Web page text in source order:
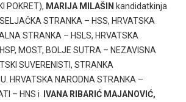
POKRET), MARIJA MILAŠIN kandidatkinja
STRANKA – HSS, HRVATSKA
STRANKA – HSLS, HRVATSKA
MOST, BOLJE SUTRA – NEZAVISNA
SUVERENISTI, STRANKA
HRVATSKA NARODNA STRANKA –
– HNS i IVANA RIBARIĆ MAJANOVIĆ,